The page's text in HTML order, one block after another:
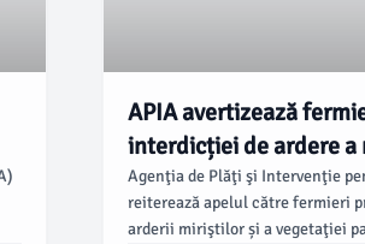
APIA avertizează
interdicției de ardere
Agenţia de Plăţi şi Intervenţie
reiterează apelul către fermieri
arderii miriştilor și a vegetaţiei